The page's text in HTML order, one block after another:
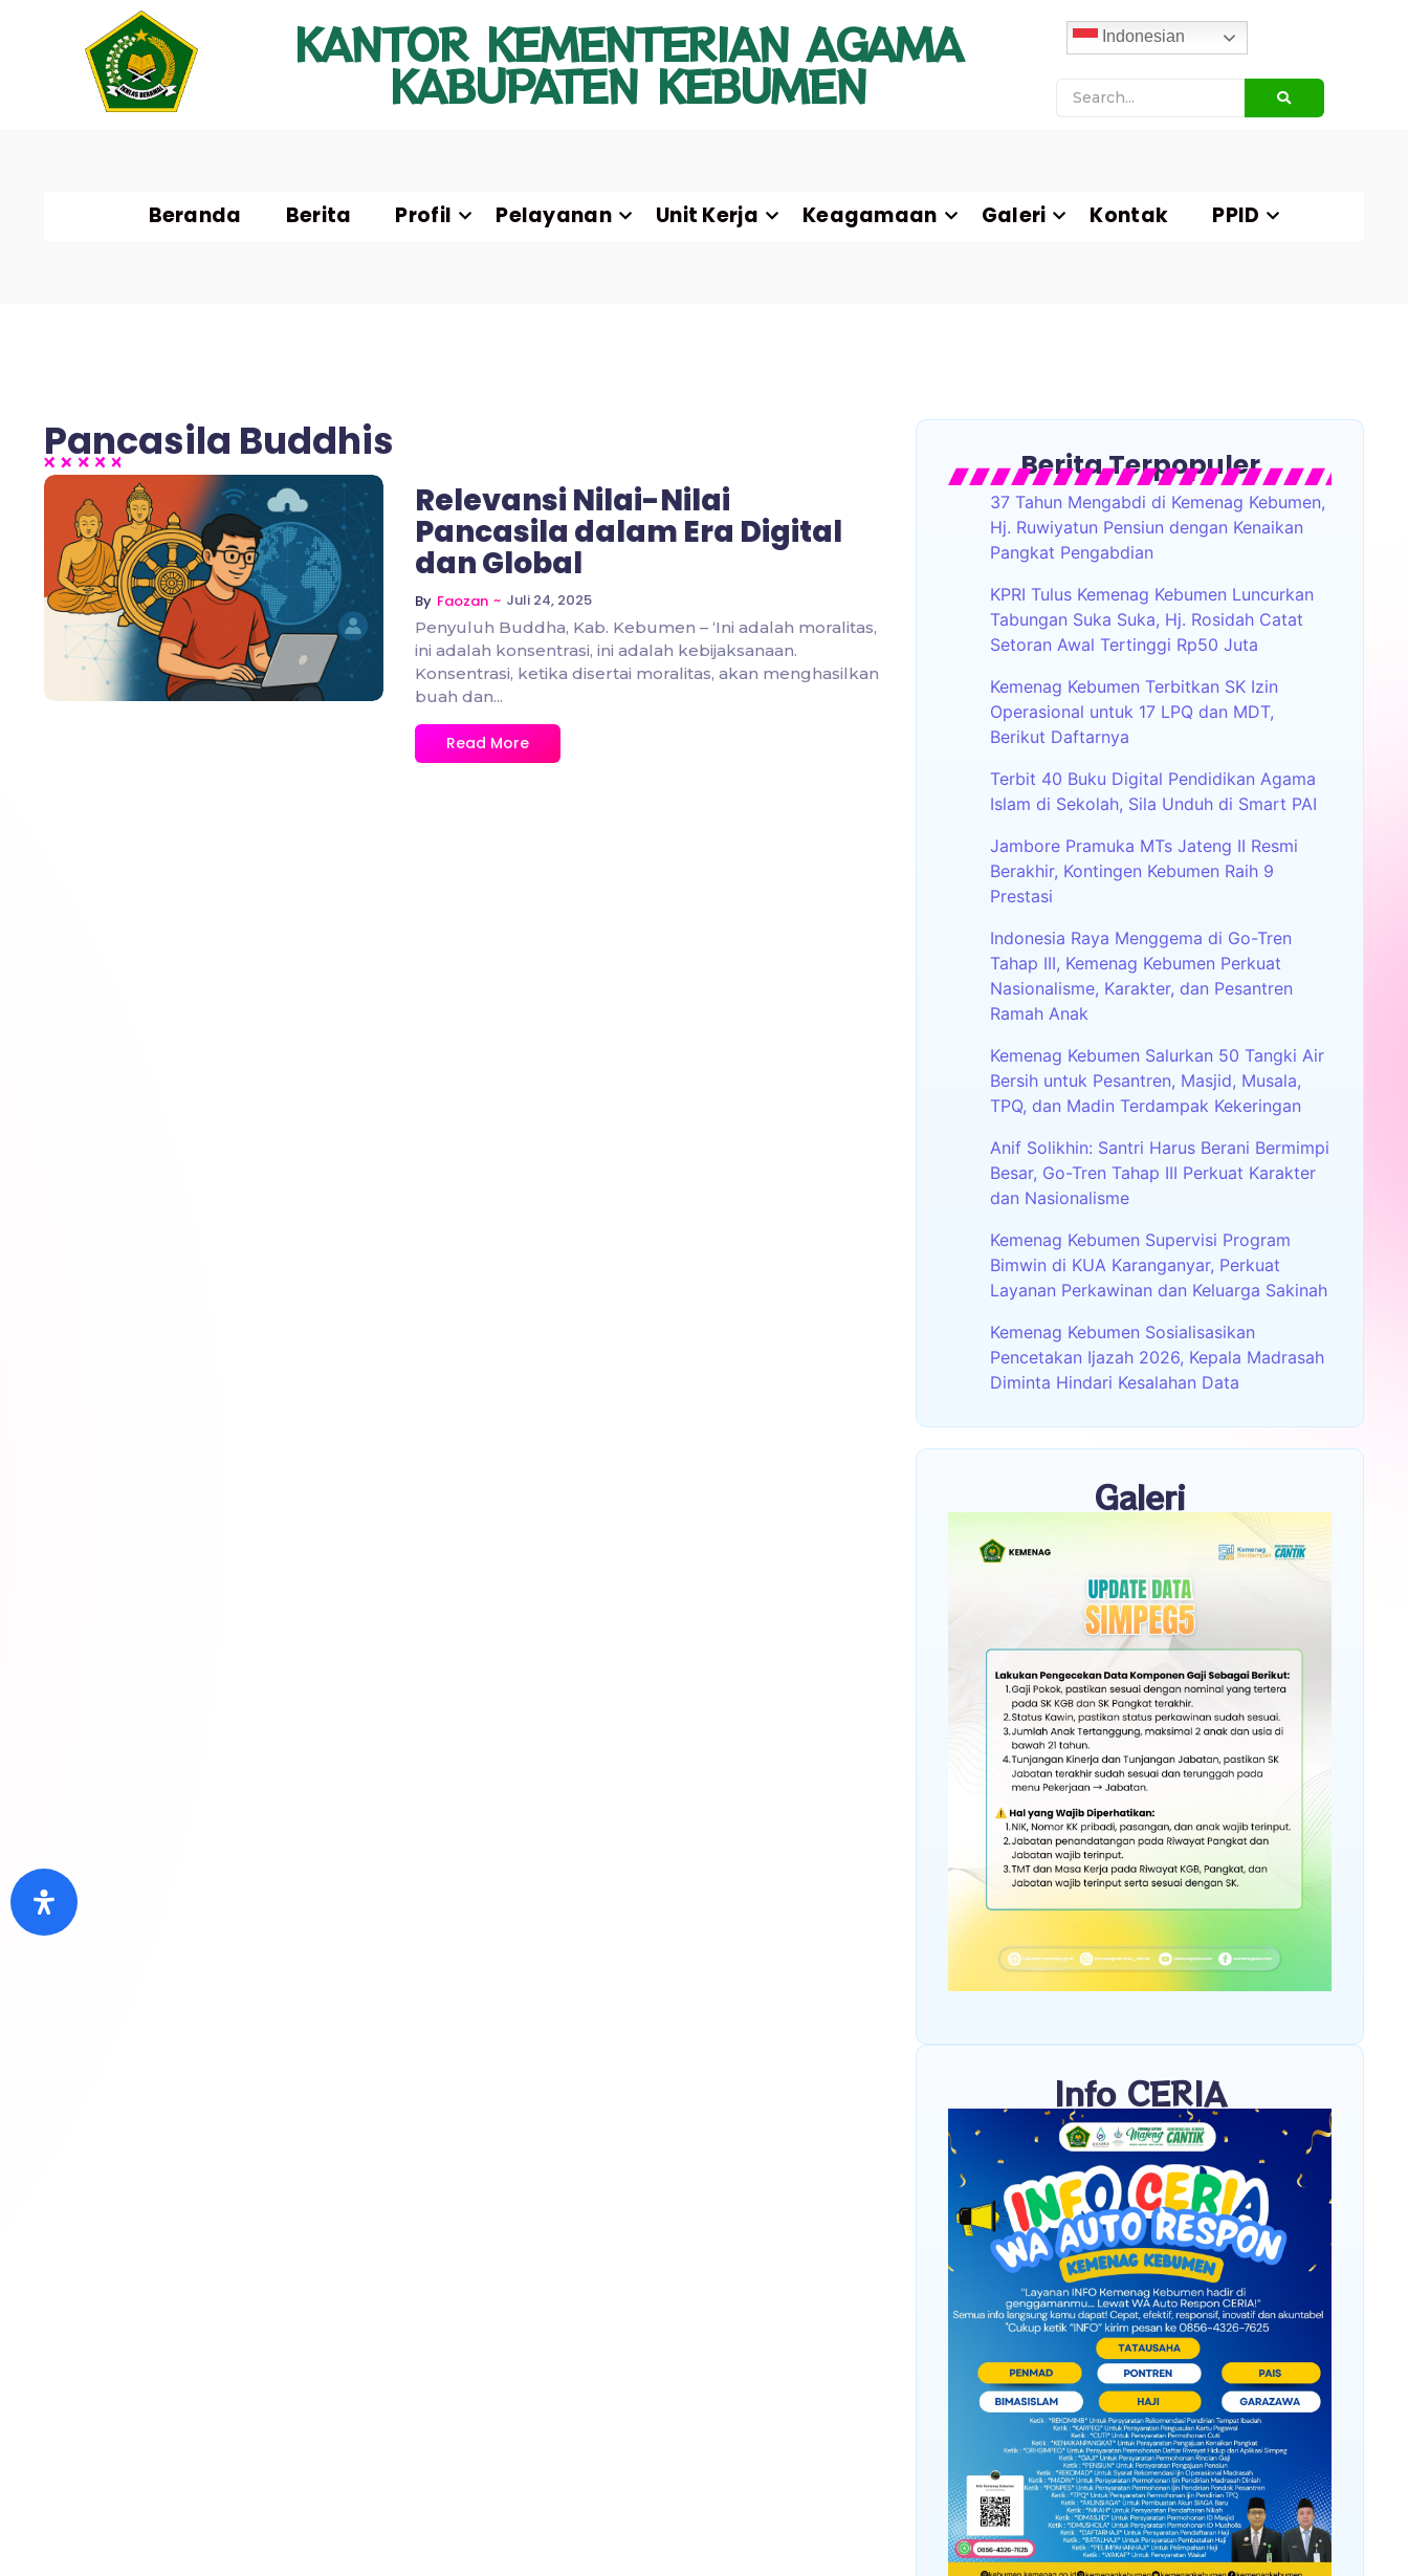
KANTOR KEMENTERIAN AGAMA
KABUPATEN KEBUMEN
Indonesian
Beranda Berita Profil Pelayanan Unit Kerja Keagamaan Galeri Kontak PPID
Pancasila Buddhis
No Comments
Relevansi Nilai-Nilai
Pancasila dalam Era Digital
dan Global
By Faozan ~ Juli 24, 2025
Penyuluh Buddha, Kab. Kebumen – ‘Ini adalah moralitas,
ini adalah konsentrasi, ini adalah kebijaksanaan.
Konsentrasi, ketika disertai moralitas, akan menghasilkan
buah dan...
Read More
Berita Terpopuler
37 Tahun Mengabdi di Kemenag Kebumen,
Hj. Ruwiyatun Pensiun dengan Kenaikan
Pangkat Pengabdian
KPRI Tulus Kemenag Kebumen Luncurkan
Tabungan Suka Suka, Hj. Rosidah Catat
Setoran Awal Tertinggi Rp50 Juta
Kemenag Kebumen Terbitkan SK Izin
Operasional untuk 17 LPQ dan MDT,
Berikut Daftarnya
Terbit 40 Buku Digital Pendidikan Agama
Islam di Sekolah, Sila Unduh di Smart PAI
Jambore Pramuka MTs Jateng II Resmi
Berakhir, Kontingen Kebumen Raih 9
Prestasi
Indonesia Raya Menggema di Go-Tren
Tahap III, Kemenag Kebumen Perkuat
Nasionalisme, Karakter, dan Pesantren
Ramah Anak
Kemenag Kebumen Salurkan 50 Tangki Air
Bersih untuk Pesantren, Masjid, Musala,
TPQ, dan Madin Terdampak Kekeringan
Anif Solikhin: Santri Harus Berani Bermimpi
Besar, Go-Tren Tahap III Perkuat Karakter
dan Nasionalisme
Kemenag Kebumen Supervisi Program
Bimwin di KUA Karanganyar, Perkuat
Layanan Perkawinan dan Keluarga Sakinah
Kemenag Kebumen Sosialisasikan
Pencetakan Ijazah 2026, Kepala Madrasah
Diminta Hindari Kesalahan Data
Galeri
Info CERIA